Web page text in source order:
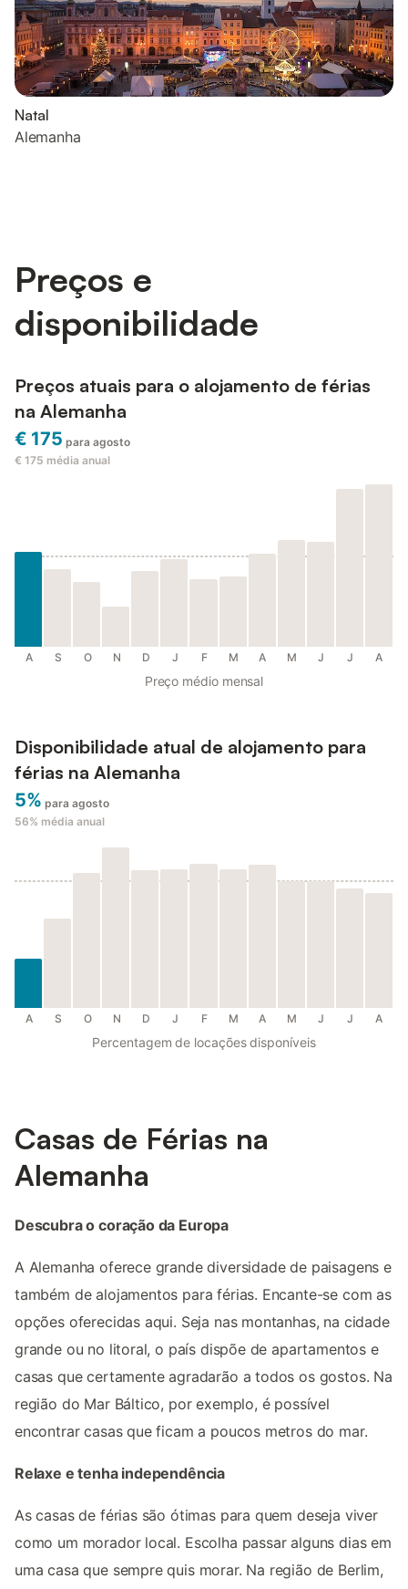
Natal
Alemanha
Preços e
disponibilidade
Preços atuais para o alojamento de férias
na Alemanha
€ 175 para agosto
€ 175 média anual
A S O N D J F M A M J J A
Preço médio mensal
Disponibilidade atual de alojamento para
férias na Alemanha
5% para agosto
56% média anual
A S O N D J F M A M J J A
Percentagem de locações disponíveis
Casas de Férias na
Alemanha
Descubra o coração da Europa
A Alemanha oferece grande diversidade de paisagens e
também de alojamentos para férias. Encante-se com as
opções oferecidas aqui. Seja nas montanhas, na cidade
grande ou no litoral, o país dispõe de apartamentos e
casas que certamente agradarão a todos os gostos. Na
região do Mar Báltico, por exemplo, é possível
encontrar casas que ficam a poucos metros do mar.
Relaxe e tenha independência
As casas de férias são ótimas para quem deseja viver
como um morador local. Escolha passar alguns dias em
uma casa que sempre quis morar. Na região de Berlim,